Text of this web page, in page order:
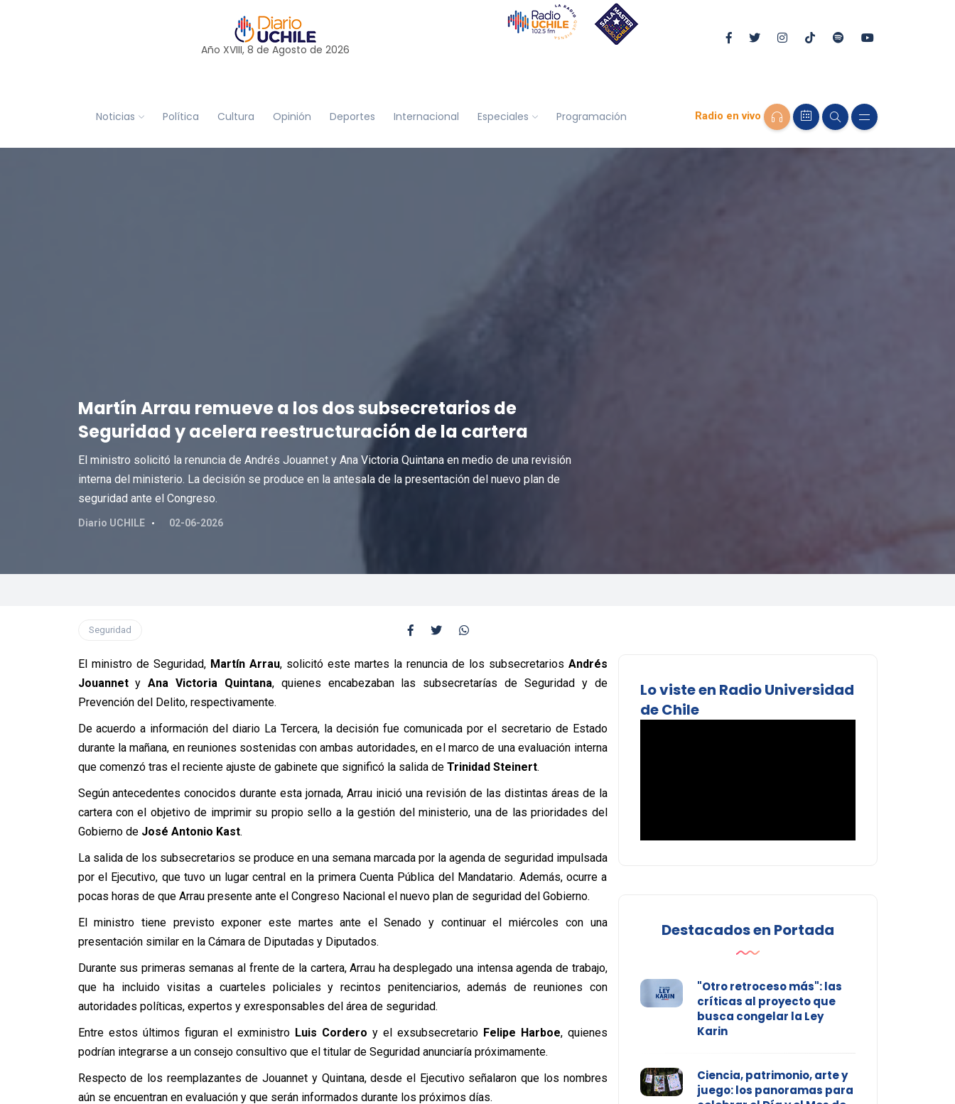
Año XVIII, 8 de Agosto de 2026
Noticias Política Cultura Opinión Deportes Internacional Especiales Programación Radio en vivo
Martín Arrau remueve a los dos subsecretarios de
Seguridad y acelera reestructuración de la cartera
El ministro solicitó la renuncia de Andrés Jouannet y Ana Victoria Quintana en medio de una revisión
interna del ministerio. La decisión se produce en la antesala de la presentación del nuevo plan de
seguridad ante el Congreso.
Diario UCHILE 02-06-2026
Seguridad
El ministro de Seguridad, Martín Arrau, solicitó este martes la renuncia de los subsecretarios Andrés
JouannetyAna Victoria Quintana, quienes encabezaban las subsecretarías de Seguridad y de
Prevención del Delito, respectivamente.
De acuerdo a información del diario La Tercera, la decisión fue comunicada por el secretario de Estado
durante la mañana, en reuniones sostenidas con ambas autoridades, en el marco de una evaluación interna
que comenzó tras el reciente ajuste de gabinete que significó la salida de Trinidad Steinert.
Según antecedentes conocidos durante esta jornada, Arrau inició una revisión de las distintas áreas de la
cartera con el objetivo de imprimir su propio sello a la gestión del ministerio, una de las prioridades del
Gobierno de José Antonio Kast.
La salida de los subsecretarios se produce en una semana marcada por la agenda de seguridad impulsada
por el Ejecutivo, que tuvo un lugar central en la primera Cuenta Pública del Mandatario. Además, ocurre a
pocas horas de que Arrau presente ante el Congreso Nacional el nuevo plan de seguridad del Gobierno.
El ministro tiene previsto exponer este martes ante el Senado y continuar el miércoles con una
presentación similar en la Cámara de Diputadas y Diputados.
Durante sus primeras semanas al frente de la cartera, Arrau ha desplegado una intensa agenda de trabajo,
que ha incluido visitas a cuarteles policiales y recintos penitenciarios, además de reuniones con
autoridades políticas, expertos y exresponsables del área de seguridad.
Entre estos últimos figuran el exministro Luis Cordero y el exsubsecretario Felipe Harboe, quienes
podrían integrarse a un consejo consultivo que el titular de Seguridad anunciaría próximamente.
Respecto de los reemplazantes de Jouannet y Quintana, desde el Ejecutivo señalaron que los nombres
aún se encuentran en evaluación y que serán informados durante los próximos días.
Lo viste en Radio Universidad
de Chile
Destacados en Portada
"Otro retroceso más": las
críticas al proyecto que
busca congelar la Ley
Karin
Ciencia, patrimonio, arte y
juego: los panoramas para